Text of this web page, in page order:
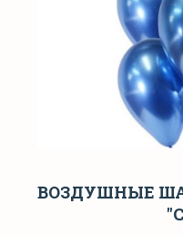
ВОЗДУШНЫЕ